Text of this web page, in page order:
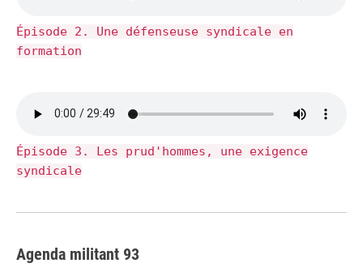
Épisode 2. Une défenseuse syndicale en
formation
Épisode 3. Les prud'hommes, une exigence
syndicale
Agenda militant 93